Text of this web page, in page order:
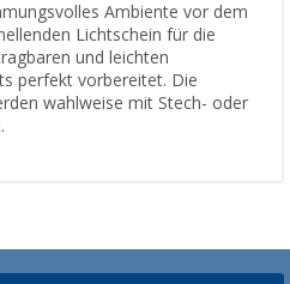
Ambiente vor dem
Lichtschein für die
und leichten
perfekt vorbereitet. Die
wahlweise mit Stech- oder